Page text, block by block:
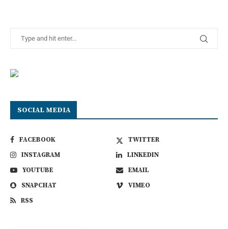
SOCIAL MEDIA
FACEBOOK
TWITTER
INSTAGRAM
LINKEDIN
YOUTUBE
EMAIL
SNAPCHAT
VIMEO
RSS